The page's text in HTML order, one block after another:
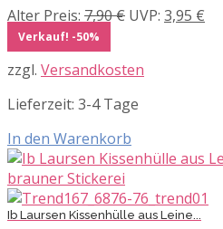
Alter Preis: 7,90€ Ursprünglicher
7,90 €
UVP: 3,95 €
Verkauf! -50%
zzgl. Versandkosten
Lieferzeit: 3-4 Tage
In den Warenkorb
Ib Laursen Kissenhülle aus Leine...